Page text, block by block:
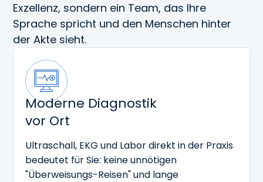
Exzellenz, sondern ein Team, das Ihre
Sprache spricht und den Menschen hinter
der Akte sieht.
Moderne Diagnostik
vor Ort
Ultraschall, EKG und Labor direkt in der Praxis
bedeutet für Sie: keine unnötigen
"Überweisungs-Reisen" und lange